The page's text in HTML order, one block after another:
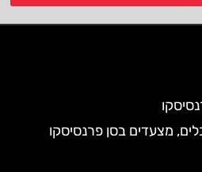
מצעדים בסן פרנסיסקו